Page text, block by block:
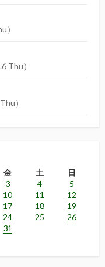
）
Thu）
）
金 土
日
3 4
5
10 11
12
17 18
19
24 25
26
31